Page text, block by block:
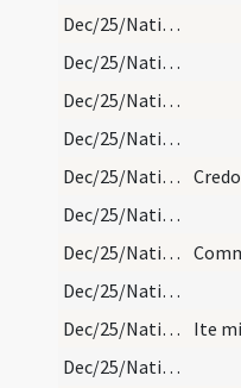
Dec/25/Nativitas/M3/Mass Propers
Dec/25/Nativitas/M3/Mass Propers
Dec/25/Nativitas/M3/Mass Propers
Dec/25/Nativitas/M3/Mass Propers
Dec/25/Nativitas/M3/Mass Propers
Credo
Dec/25/Nativitas/M3/Mass Propers
Dec/25/Nativitas/M3/Mass Propers
Dec/25/Nativitas/M3/Mass Propers
Dec/25/Nativitas/M3/Mass Propers
Dec/25/Nativitas/M3/Mass Propers/4